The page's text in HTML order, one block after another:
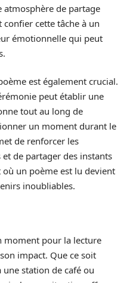
atmosphère de partage
confier cette tâche à un
émotionnelle qui peut
est également crucial.
peut établir une
tout au long de
un moment durant le
de renforcer les
de partager des instants
un poème est lu devient
inoubliables.
moment pour la lecture
impact. Que ce soit
une station de café ou